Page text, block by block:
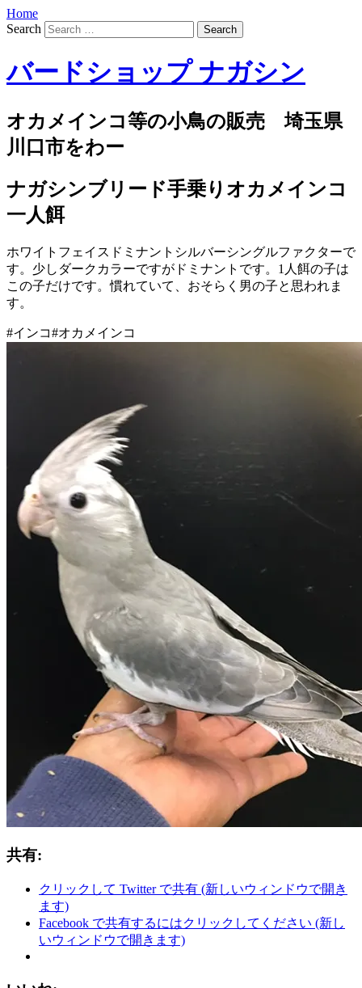
Home
Search
バードショップ ナガシン
オカメインコ等の小鳥の販売 埼玉県
川口市をわー
ナガシンブリード手乗りオカメインコ
一人餌
ホワイトフェイスドミナントシルバーシングルファクターで
す。少しダークカラーですがドミナントです。1人餌の子は
この子だけです。慣れていて、おそらく男の子と思われま
す。
#インコ#オカメインコ
共有:
クリックして Twitter で共有 (新しいウィンドウで開き
ます)
Facebook で共有するにはクリックしてください (新し
いウィンドウで開きます)